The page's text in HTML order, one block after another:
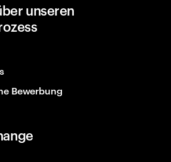
unseren
Bewerbung